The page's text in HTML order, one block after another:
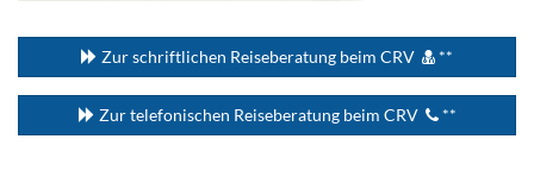
Zur schriftlichen Reiseberatung beim CRV **
Zur telefonischen Reiseberatung beim CRV **